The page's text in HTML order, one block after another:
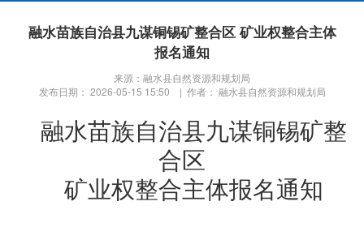
融水苗族自治县九谋铜锡矿整合区 矿业权整合主体
报名通知
来源：融水县自然资源和规划局
发布日期： 2026-05-15 15:50 | 作者： 融水县自然资源和规划局
融水苗族自治县九谋铜锡矿整
合区
矿业权整合主体报名通知